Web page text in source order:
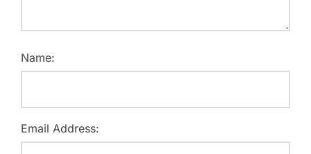
Name:
Email Address: